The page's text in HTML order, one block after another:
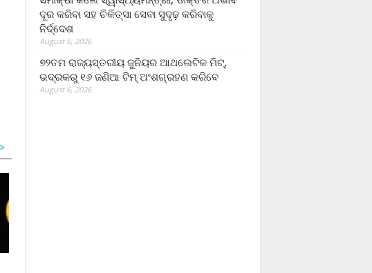
ଦୂର କରିବା ସହ ଚିକିତ୍ସା ସେବା ସୁଦୃଢ଼ କରିବାକୁ
ନିର୍ଦ୍ଦେଶ
August 6, 2026
୭୨ତମ ରାଜ୍ୟସ୍ତରୀୟ ଜୁନିୟର ଆଥଲେଟିକ ମିଟ୍‌,
ଭଦ୍ରକରୁ ୧୬ ଜଣିଆ ଟିମ୍ ଅଂଶଗ୍ରହଣ କରିବେ
August 6, 2026